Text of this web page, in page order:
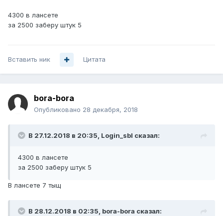
4300 в лансете
за 2500 заберу штук 5
Вставить ник Цитата
bora-bora
Опубликовано 28 декабря, 2018
В 27.12.2018 в 20:35, Login_sbl сказал:
4300 в лансете
за 2500 заберу штук 5
В лансете 7 тыщ
В 28.12.2018 в 02:35, bora-bora сказал: